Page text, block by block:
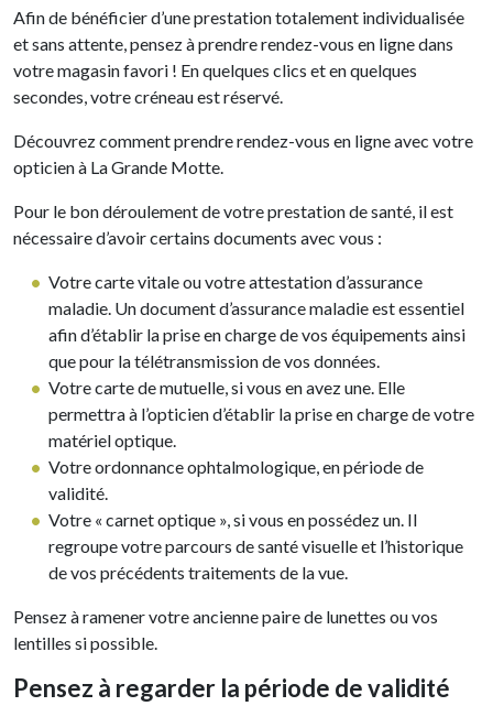
Afin de bénéficier d’une prestation totalement individualisée
et sans attente, pensez à prendre rendez-vous en ligne dans
votre magasin favori ! En quelques clics et en quelques
secondes, votre créneau est réservé.
Découvrez comment prendre rendez-vous en ligne avec votre
opticien à La Grande Motte.
Pour le bon déroulement de votre prestation de santé, il est
nécessaire d’avoir certains documents avec vous :
Votre carte vitale ou votre attestation d’assurance
maladie. Un document d’assurance maladie est essentiel
afin d’établir la prise en charge de vos équipements ainsi
que pour la télétransmission de vos données.
Votre carte de mutuelle, si vous en avez une. Elle
permettra à l’opticien d’établir la prise en charge de votre
matériel optique.
Votre ordonnance ophtalmologique, en période de
validité.
Votre « carnet optique », si vous en possédez un. Il
regroupe votre parcours de santé visuelle et l’historique
de vos précédents traitements de la vue.
Pensez à ramener votre ancienne paire de lunettes ou vos
lentilles si possible.
Pensez à regarder la période de validité